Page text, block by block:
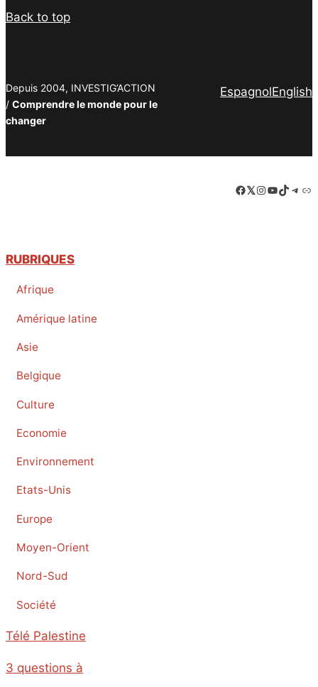
Back to top
Depuis 2004, INVESTIG’ACTION
/ Comprendre le monde pour le
changer
EspagnolEnglish
Facebook
LinkedIn
Instagram
YouTube
TikTok
RUBRIQUES
Afrique
Amérique latine
Asie
Belgique
Culture
Economie
Environnement
Etats-Unis
Europe
Moyen-Orient
Nord-Sud
Société
Télé Palestine
3 questions à